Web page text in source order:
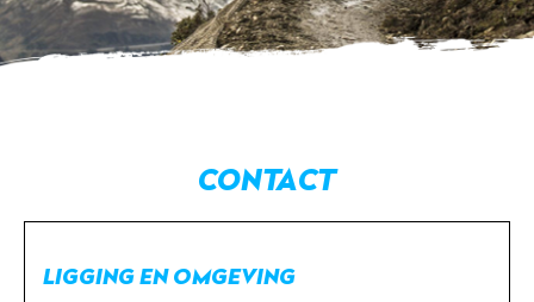
▼
CONTACT
LIGGING EN OMGEVING